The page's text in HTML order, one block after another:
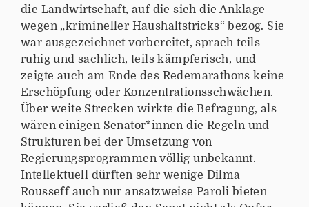
die Landwirtschaft, auf die sich die Anklage
wegen „krimineller Haushaltstricks“ bezog. Sie
war ausgezeichnet vorbereitet, sprach teils
ruhig und sachlich, teils kämpferisch, und
zeigte auch am Ende des Redemarathons keine
Erschöpfung oder Konzentrationsschwächen.
Über weite Strecken wirkte die Befragung, als
wären einigen Senator*innen die Regeln und
Strukturen bei der Umsetzung von
Regierungsprogrammen völlig unbekannt.
Intellektuell dürften sehr wenige Dilma
Rousseff auch nur ansatzweise Paroli bieten